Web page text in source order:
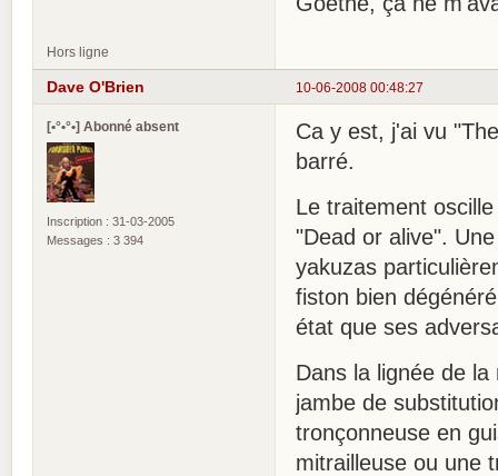
Hors ligne
10-06-2008 00:48:27
Dave O'Brien
[•°•°•] Abonné absent
Inscription : 31-03-2005
Messages : 3 394
Ca y est, j'ai vu
barré.
Le traitement
"Dead or alive".
yakuzas
fiston bien
état que ses
Dans la lignée de
jambe de
tronçonneuse en
mitrailleuse ou une